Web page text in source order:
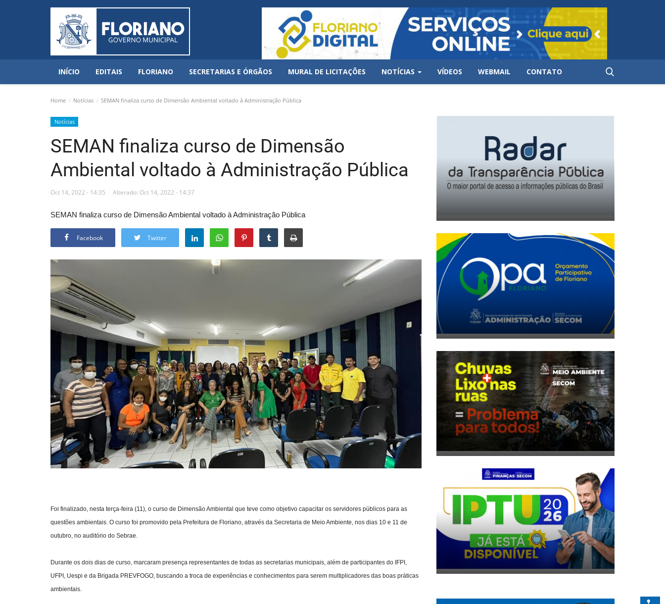
INÍCIO EDITAIS FLORIANO SECRETARIAS E ÓRGÃOS MURAL DE LICITAÇÕES NOTÍCIAS VÍDEOS WEBMAIL CONTATO
Home Notícias SEMAN finaliza curso de Dimensão Ambiental voltado à Administração Pública
Notícias
SEMAN finaliza curso de Dimensão
Ambiental voltado à Administração Pública
Oct 14, 2022 - 14:35 Alterado: Oct 14, 2022 - 14:37
SEMAN finaliza curso de Dimensão Ambiental voltado à Administração Pública
Facebook Twitter
Foi finalizado, nesta terça-feira (11), o curso de Dimensão Ambiental que teve como objetivo capacitar os servidores públicos para as
questões ambientais. O curso foi promovido pela Prefeitura de Floriano, através da Secretaria de Meio Ambiente, nos dias 10 e 11 de
outubro, no auditório do Sebrae.
Durante os dois dias de curso, marcaram presença representantes de todas as secretarias municipais, além de participantes do IFPI,
UFPI, Uespi e da Brigada PREVFOGO, buscando a troca de experiências e conhecimentos para serem multiplicadores das boas práticas
ambientais.